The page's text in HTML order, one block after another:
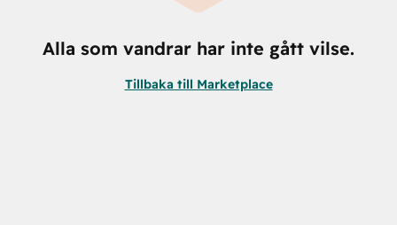
Alla som vandrar har inte gått vilse.
Tillbaka till Marketplace